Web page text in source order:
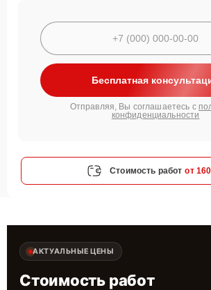
Бесплатная
Отправляя, Вы соглашаетесь с
конфиденциальности
Стоимость работ от
АКТУАЛЬНЫЕ ЦЕНЫ
Стоимость работ